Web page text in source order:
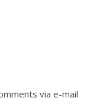
via e-mail